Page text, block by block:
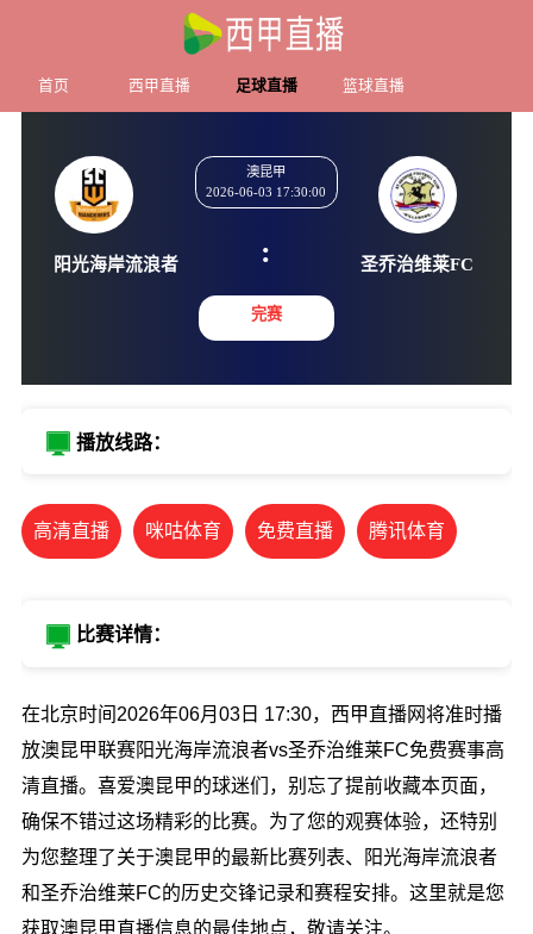
首页 西甲直播 足球直播 篮球直播
阳光海岸流浪者
澳昆甲
2026-06-03 17:30:00
:
完赛
播放线路：
高清直播 咪咕体育 免费直播 腾讯体育
比赛详情：
在北京时间2026年06月03日 17:30，西甲直播网将准时播
放澳昆甲联赛阳光海岸流浪者vs圣乔治维莱FC免费赛事高
清直播。喜爱澳昆甲的球迷们，别忘了提前收藏本页面，
确保不错过这场精彩的比赛。为了您的观赛体验，还特别
为您整理了关于澳昆甲的最新比赛列表、阳光海岸流浪者
和圣乔治维莱FC的历史交锋记录和赛程安排。这里就是您
获取澳昆甲直播信息的最佳地点，敬请关注。